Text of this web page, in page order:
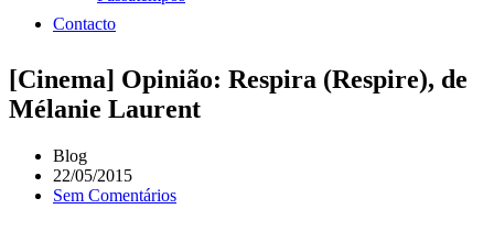
Contacto
[Cinema] Opinião: Respira (Respire), de
Mélanie Laurent
Blog
22/05/2015
Sem Comentários